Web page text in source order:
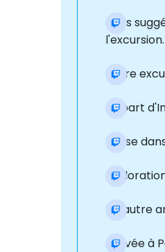
Nous
Notre
Départ
Pause
Un autre
Arrivée à